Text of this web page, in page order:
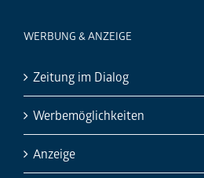
WERBUNG & ANZEIGE
Zeitung im Dialog
Werbemöglichkeiten
Anzeige